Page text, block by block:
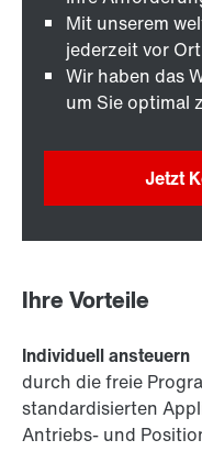
Mit unserem
jederzeit vor
Wir haben das
um Sie optimal
Jetzt
Ihre Vorteile
Individuell ansteuern
durch die freie
standardisierten
Antriebs- und